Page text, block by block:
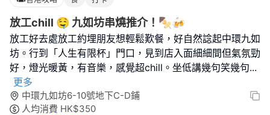
放工chill 🤤 九如坊串燒推介！🍢🍻
放工好去處放工約埋朋友想輕鬆歎餐，好自然諗起中環九如
坊。行到「人生有限杯」門口，見到店入面細細間但氣氛勁
好，燈光暖黃，有音樂，感覺超chill。坐低講幾句笑幾句...
更多
中環九如坊6-10號地下C-D鋪
人均消費 HK$350